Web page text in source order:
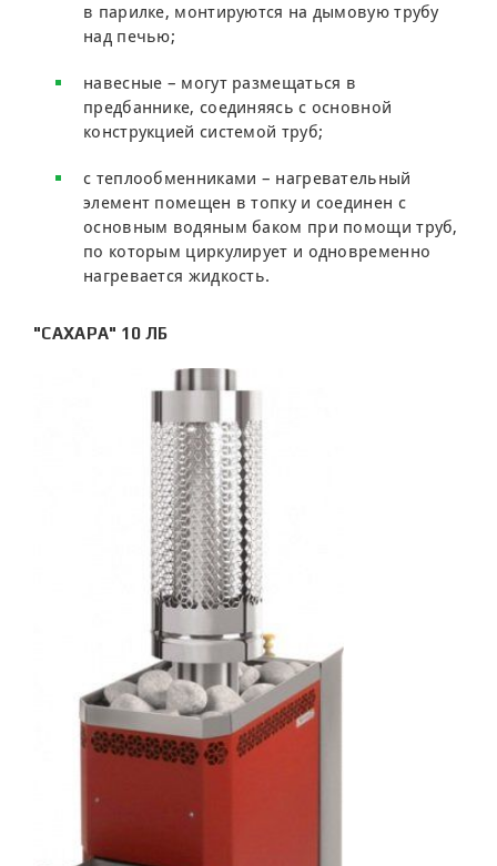
в парилке, монтируются на дымовую трубу
над печью;
навесные – могут размещаться в
предбаннике, соединяясь с основной
конструкцией системой труб;
с теплообменниками – нагревательный
элемент помещен в топку и соединен с
основным водяным баком при помощи труб,
по которым циркулирует и одновременно
нагревается жидкость.
"САХАРА" 10 ЛБ